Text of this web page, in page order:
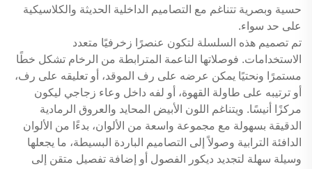
حسية وبصرية تتناغم مع التصاميم الداخلية الحديثة والكلاسيكية
على حد سواء.
تم تصميم هذه السلسلة لتكون عنصرًا زخرفيًا متعدد
الاستخدامات. فوصلاتها الناعمة المترابطة من الرخام تشكل خطًا
مستمرًا ونحتيًا يمكن عرضه على رف الموقد، أو تعليقه على رف،
أو ترتيبه على طاولة القهوة، أو لفه داخل وعاء زجاجي ليكون
مركزًا أنيسًا. ويتناغم اللون الأبيض المحايد والعروق الرمادية
الدقيقة بسهولة مع مجموعة واسعة من الألوان، بدءًا من الألوان
الدافئة الترابية وصولاً إلى التصاميم الباردة البسيطة، ما يجعلها
وسيلة سهلة لتجديد ديكور الفصول أو إضافة تفصيل متقن إلى